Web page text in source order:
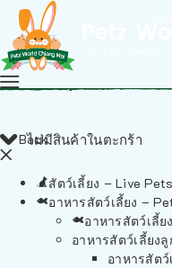
ไม่มีสินค้าในตะกร้า
Back
สัตว์เลี้ยง – Live Pets
อาหารสัตว์เลี้ยง –
อาหารสัตว์เลี้ย
อาหารสัตว์เลี้ยง
อาหารสัตว์